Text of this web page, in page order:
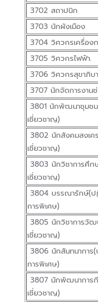
3702 สถาปนิก
3703 นักผังเมือง
3704 วิศวกรเครื่อง
3705 วิศวกรไฟฟ้า.
3706 วิศวกรสุขาภิบ
3707 นักจัดการงาน
3801 นักพัฒนาชุมช
เชี่ยวชาญ)
3802 นักสังคมสงเค
เชี่ยวชาญ)
3803 นักวิชาการศึก
เชี่ยวชาญ)
3804 บรรณารักษ์(ป
การพิเศษ)
3805 นักวิชาการวั
เชี่ยวชาญ)
3806 นักสันทนาการ
การพิเศษ)
3807 นักพัฒนาการ
เชี่ยวชาญ)